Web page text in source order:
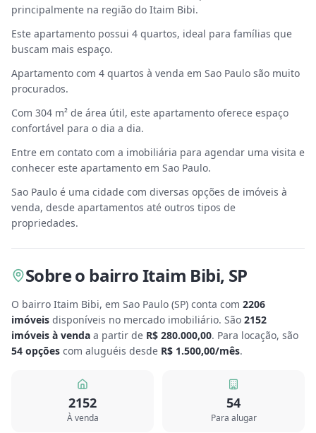
principalmente na região do Itaim Bibi.
Este apartamento possui 4 quartos, ideal para famílias que
buscam mais espaço.
Apartamento com 4 quartos à venda em Sao Paulo são muito
procurados.
Com 304 m² de área útil, este apartamento oferece espaço
confortável para o dia a dia.
Entre em contato com a imobiliária para agendar uma visita e
conhecer este apartamento em Sao Paulo.
Sao Paulo é uma cidade com diversas opções de imóveis à
venda, desde apartamentos até outros tipos de
propriedades.
Sobreo bairro Itaim Bibi, SP
O bairro Itaim Bibi, em Sao Paulo (SP) conta com 2206
imóveis disponíveis no mercado imobiliário. São 2152
imóveis à venda a partir de R$ 280.000,00. Para locação, são
54 opções com aluguéis desde R$ 1.500,00/mês.
2152
À venda
54
Para alugar